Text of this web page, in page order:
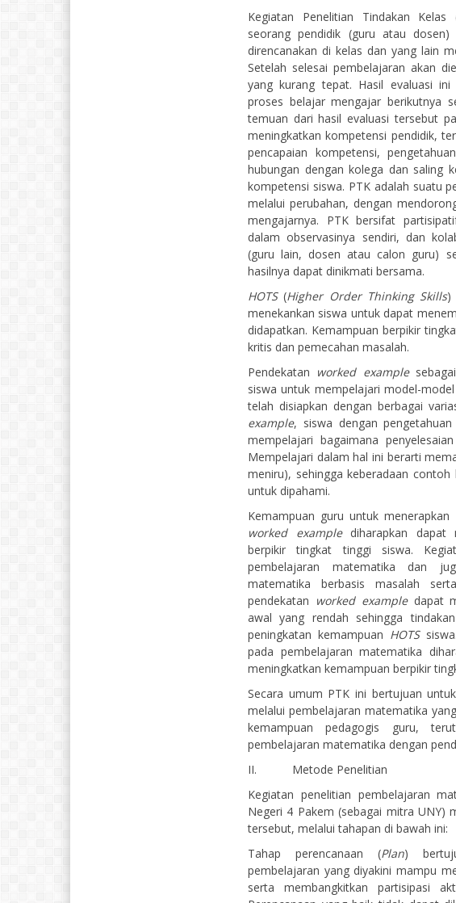
Kegiatan Penelitian Tindakan
seorang pendidik (guru atau
direncanakan di kelas dan yang lain
Setelah selesai pembelajaran akan
yang kurang tepat. Hasil evaluasi
proses belajar mengajar berikutnya
temuan dari hasil evaluasi tersebut
meningkatkan kompetensi pendidik,
pencapaian kompetensi,
hubungan dengan kolega dan saling
kompetensi siswa. PTK adalah suatu
melalui perubahan, dengan
mengajarnya. PTK bersifat
dalam observasinya sendiri, dan
(guru lain, dosen atau calon guru)
hasilnya dapat dinikmati bersama.
HOTS(Higher Order Thinking Skills)
menekankan siswa untuk dapat
didapatkan. Kemampuan berpikir
kritis dan pemecahan masalah.
Pendekatan worked example
siswa untuk mempelajari model-
telah disiapkan dengan berbagai
example, siswa dengan
mempelajari bagaimana
Mempelajari dalam hal ini berarti
meniru), sehingga keberadaan
untuk dipahami.
Kemampuan guru untuk menerapkan
worked examplediharapkan dapat
berpikir tingkat tinggi siswa.
pembelajaran matematika dan
matematika berbasis masalah
pendekatan worked exampledapat
awal yang rendah sehingga
peningkatan kemampuan HOTS
pada pembelajaran matematika
meningkatkan kemampuan berpikir
Secara umum PTK ini bertujuan
melalui pembelajaran matematika
kemampuan pedagogis guru,
pembelajaran matematika dengan
II. Metode Penelitian
Kegiatan penelitian pembelajaran
Negeri 4 Pakem (sebagai mitra UNY)
tersebut, melalui tahapan di bawah ini:
Tahap perencanaan (Plan)
pembelajaran yang diyakini mampu
serta membangkitkan partisipasi